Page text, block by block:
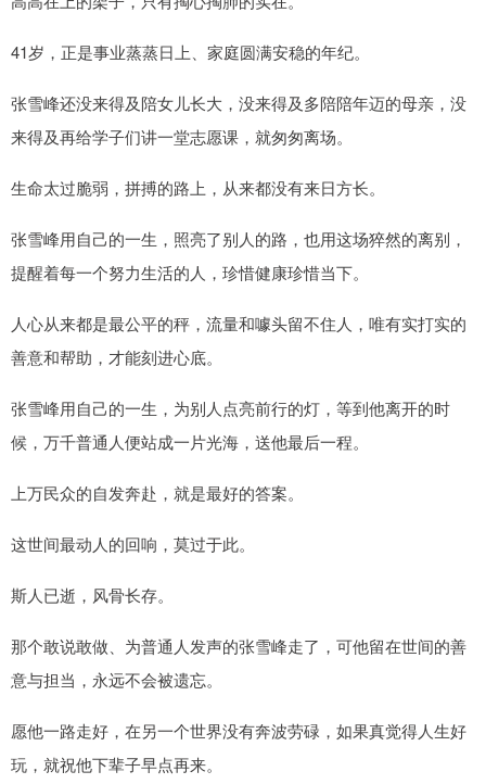
41岁，正是事业蒸蒸日上、家庭圆满安稳的年纪。
张雪峰还没来得及陪女儿长大，没来得及多陪陪年迈的母亲，没
来得及再给学子们讲一堂志愿课，就匆匆离场。
生命太过脆弱，拼搏的路上，从来都没有来日方长。
张雪峰用自己的一生，照亮了别人的路，也用这场猝然的离别，
提醒着每一个努力生活的人，珍惜健康珍惜当下。
人心从来都是最公平的秤，流量和噱头留不住人，唯有实打实的
善意和帮助，才能刻进心底。
张雪峰用自己的一生，为别人点亮前行的灯，等到他离开的时
候，万千普通人便站成一片光海，送他最后一程。
上万民众的自发奔赴，就是最好的答案。
这世间最动人的回响，莫过于此。
斯人已逝，风骨长存。
那个敢说敢做、为普通人发声的张雪峰走了，可他留在世间的善
意与担当，永远不会被遗忘。
愿他一路走好，在另一个世界没有奔波劳碌，如果真觉得人生好
玩，就祝他下辈子早点再来。